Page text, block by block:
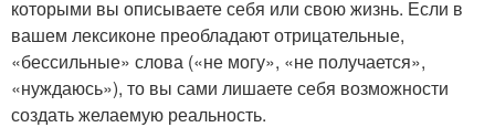
которыми вы описываете себя или свою жизнь. Если в
вашем лексиконе преобладают отрицательные,
«бессильные» слова («не могу», «не получается»,
«нуждаюсь»), то вы сами лишаете себя возможности
создать желаемую реальность.